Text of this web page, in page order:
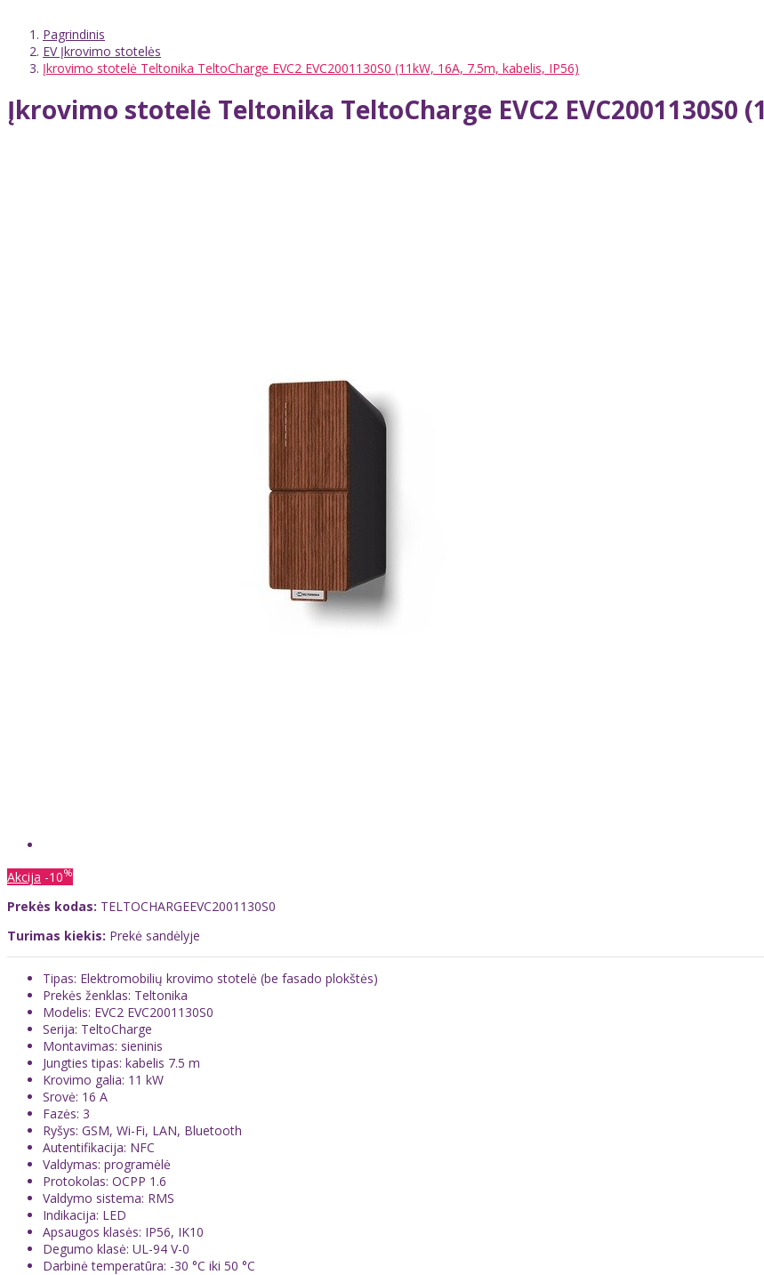
Pagrindinis
EV Įkrovimo stotelės
Įkrovimo stotelė Teltonika TeltoCharge EVC2 EVC2001130S0 (11kW, 16A, 7.5m, kabelis, IP56)
Įkrovimo stotelė Teltonika TeltoCharge EVC2 EVC2001130S0
Akcija -10%
Prekės kodas: TELTOCHARGEEVC2001130S0
Turimas kiekis: Prekė sandėlyje
Tipas: Elektromobilių krovimo stotelė (be fasado plokštės)
Prekės ženklas: Teltonika
Modelis: EVC2 EVC2001130S0
Serija: TeltoCharge
Montavimas: sieninis
Jungties tipas: kabelis 7.5 m
Krovimo galia: 11 kW
Srovė: 16 A
Fazės: 3
Ryšys: GSM, Wi-Fi, LAN, Bluetooth
Autentifikacija: NFC
Valdymas: programėlė
Protokolas: OCPP 1.6
Valdymo sistema: RMS
Indikacija: LED
Apsaugos klasės: IP56, IK10
Degumo klasė: UL-94 V-0
Darbinė temperatūra: -30 °C iki 50 °C